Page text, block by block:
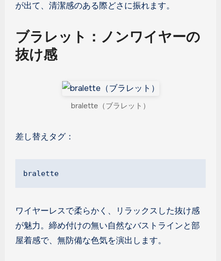
が出て、清潔感のある際どさに振れます。
ブラレット：ノンワイヤーの
抜け感
bralette（ブラレット）
差し替えタグ：
bralette
ワイヤーレスで柔らかく、リラックスした抜け感
が魅力。締め付けの無い自然なバストラインと部
屋着感で、無防備な色気を演出します。